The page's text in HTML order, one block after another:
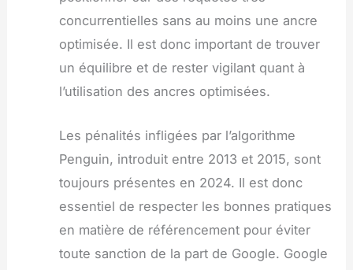
concurrentielles sans au moins une ancre
optimisée. Il est donc important de trouver
un équilibre et de rester vigilant quant à
l’utilisation des ancres optimisées.
Les pénalités infligées par l’algorithme
Penguin, introduit entre 2013 et 2015, sont
toujours présentes en 2024. Il est donc
essentiel de respecter les bonnes pratiques
en matière de référencement pour éviter
toute sanction de la part de Google. Google